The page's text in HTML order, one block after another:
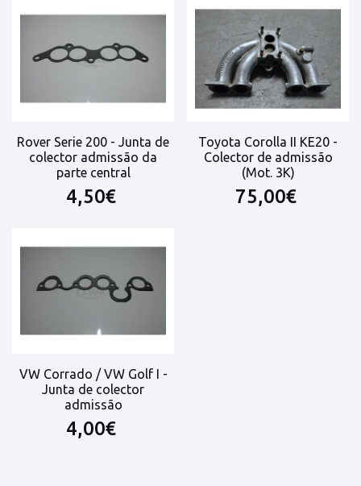
Rover Serie 200 - Junta de
colector admissão da
parte central
4,50€
Toyota Corolla II KE20 -
Colector de admissão
(Mot. 3K)
75,00€
VW Corrado / VW Golf I -
Junta de colector
admissão
4,00€